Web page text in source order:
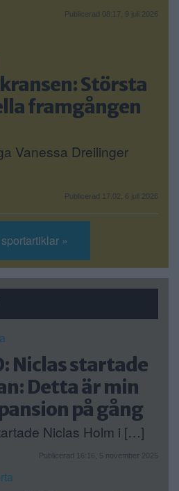
Publicerad 08:17, 9 juli 2026
Största
framgången
Vanessa Dreilinger
Publicerad 17:02, 6 juli 2026
»
Niclas startade
Detta är min
på gång
Niclas Holm i […]
Publicerad 16:16, 5 november 2025